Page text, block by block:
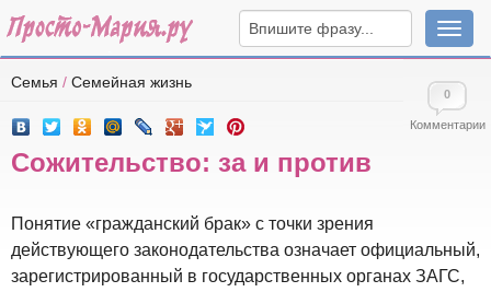
Семья / Семейная жизнь
0
Комментарии
Сожительство: за и против
Понятие «гражданский брак» с точки зрения
действующего законодательства означает официальный,
зарегистрированный в государственных органах ЗАГС,